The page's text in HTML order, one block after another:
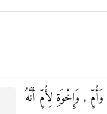
, وَإِخْوَةِ لِأُمٍّ أَنَّهُ